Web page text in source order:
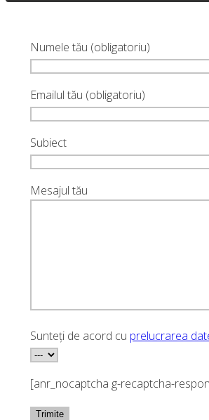
Numele tău (obligatoriu)
Emailul tău (obligatoriu)
Subiect
Mesajul tău
Sunteți de acord cu prelucrarea
[anr_nocaptcha g-recaptcha-